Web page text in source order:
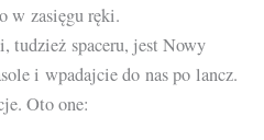
w zasięgu ręki.
tudzież spaceru, jest Nowy
i wpadajcie do nas po lancz.
Oto one: